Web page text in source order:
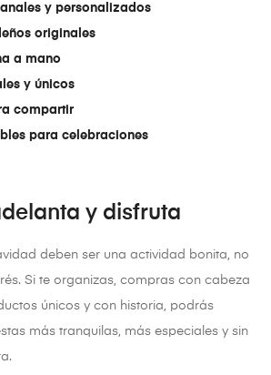
y personalizados
originales
a mano
y únicos
compartir
para celebraciones
y disfruta
deben ser una actividad bonita, no
Si te organizas, compras con cabeza
únicos y con historia, podrás
más tranquilas, más especiales y sin